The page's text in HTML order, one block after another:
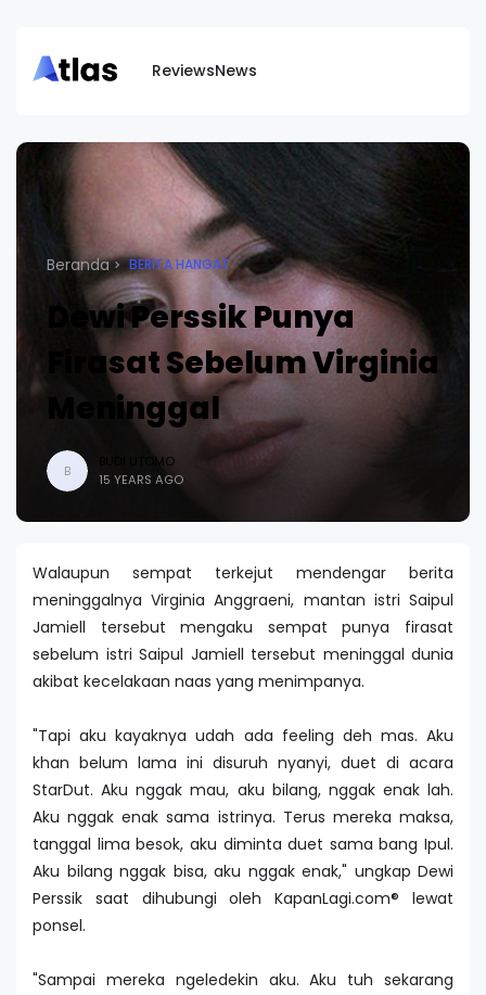
ReviewsNews
Beranda BERITA HANGAT
Dewi Perssik Punya
Firasat Sebelum Virginia
Meninggal
B
BUDI UTOMO
15 YEARS AGO
Walaupun sempat terkejut mendengar berita
meninggalnya Virginia Anggraeni, mantan istri Saipul
Jamiell tersebut mengaku sempat punya firasat
sebelum istri Saipul Jamiell tersebut meninggal dunia
akibat kecelakaan naas yang menimpanya.
"Tapi aku kayaknya udah ada feeling deh mas. Aku
khan belum lama ini disuruh nyanyi, duet di acara
StarDut. Aku nggak mau, aku bilang, nggak enak lah.
Aku nggak enak sama istrinya. Terus mereka maksa,
tanggal lima besok, aku diminta duet sama bang Ipul.
Aku bilang nggak bisa, aku nggak enak," ungkap Dewi
Perssik saat dihubungi oleh KapanLagi.com® lewat
ponsel.
"Sampai mereka ngeledekin aku. Aku tuh sekarang